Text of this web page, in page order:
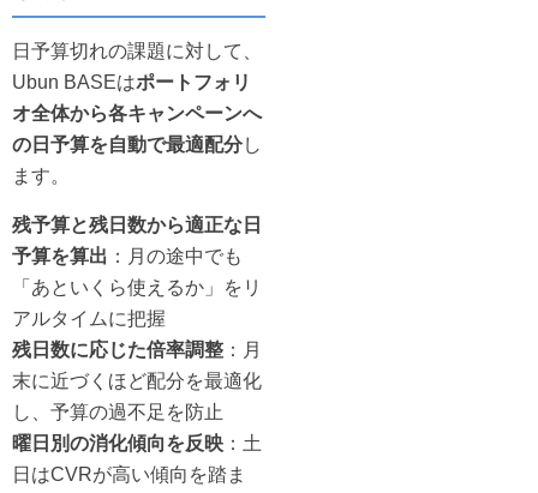
日予算切れの課題に対して、
Ubun BASEはポートフォリ
オ全体から各キャンペーンへ
の日予算を自動で最適配分し
ます。
残予算と残日数から適正な日
予算を算出 ：月の途中でも
「あといくら使えるか」をリ
アルタイムに把握
残日数に応じた倍率調整 ：月
末に近づくほど配分を最適化
し、予算の過不足を防止
曜日別の消化傾向を反映 ：土
日はCVRが高い傾向を踏ま